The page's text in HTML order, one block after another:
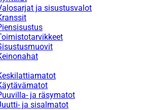
ja sisustusvalot
ja räsymatot
ja sisalmatot